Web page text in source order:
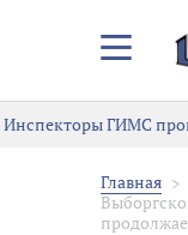
Закрыть/
меню
Инспекторы ГИМС
Главная